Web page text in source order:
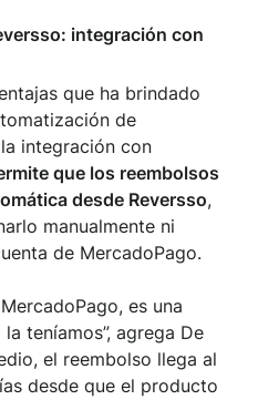
integración con
que ha brindado
de
integración con
que los reembolsos
desde Reversso,
manualmente ni
de MercadoPago.
es una
teníamos”, agrega De
el reembolso llega al
desde que el producto